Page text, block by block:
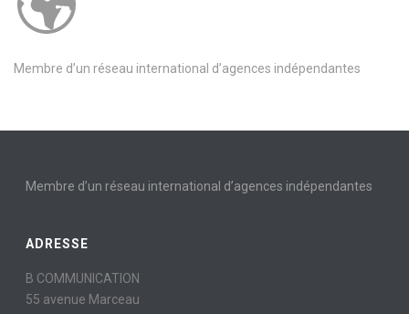
Membre d’un réseau international d’agences indépendantes
Membre d’un réseau international d’agences indépendantes
ADRESSE
B COMMUNICATION
55 avenue Marceau